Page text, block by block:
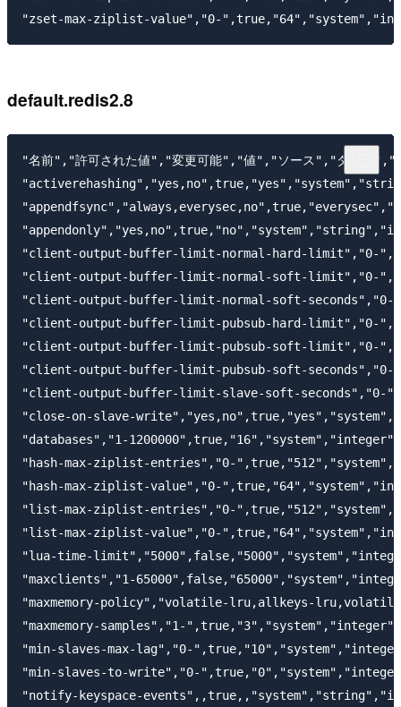
default.redis2.8
"名前","許可された値","変更可能","値","ソース","タイプ","
"client-output-buffer-limit-normal-hard-limit","0-
"client-output-buffer-limit-normal-soft-limit","0-
"client-output-buffer-limit-normal-soft-
"client-output-buffer-limit-pubsub-hard-limit","0-
"client-output-buffer-limit-pubsub-soft-limit","0-
"client-output-buffer-limit-pubsub-soft-
"client-output-buffer-limit-slave-soft-seconds","0-
"close-on-slave-
"databases","1-
"hash-max-ziplist-entries","0-
"hash-max-ziplist-value","0-
"list-max-ziplist-entries","0-
"list-max-ziplist-value","0-
"lua-time-
"maxclients","1-
"maxmemory-policy","volatile-lru,allkeys-
"maxmemory-samples","1-
"min-slaves-max-lag","0-
"min-slaves-to-write","0-
"notify-keyspace-